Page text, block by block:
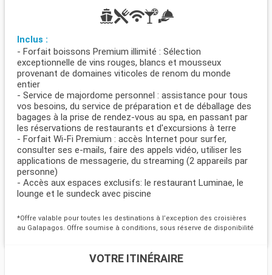
Inclus :
- Forfait boissons Premium illimité : Sélection
exceptionnelle de vins rouges, blancs et mousseux
provenant de domaines viticoles de renom du monde
entier
- Service de majordome personnel : assistance pour tous
vos besoins, du service de préparation et de déballage des
bagages à la prise de rendez-vous au spa, en passant par
les réservations de restaurants et d'excursions à terre
- Forfait Wi-Fi Premium : accès Internet pour surfer,
consulter ses e-mails, faire des appels vidéo, utiliser les
applications de messagerie, du streaming (2 appareils par
personne)
- Accès aux espaces exclusifs: le restaurant Luminae, le
lounge et le sundeck avec piscine
*Offre valable pour toutes les destinations à l’exception des croisières
au Galapagos. Offre soumise à conditions, sous réserve de disponibilité
VOTRE ITINÉRAIRE